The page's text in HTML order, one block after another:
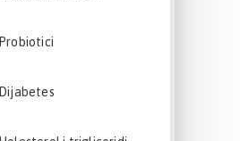
Probiotici
Dijabetes